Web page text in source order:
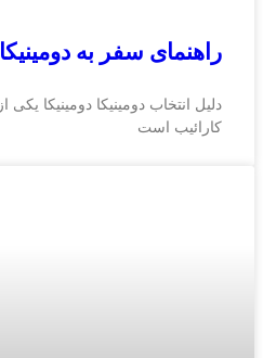
راهنمای سفر به دومینیکا
دلیل انتخاب دومینیکا دومینیکا یکی
کارائیب است